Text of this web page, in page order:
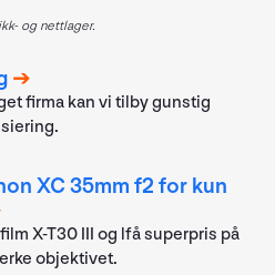
og nettlager.
firma kan vi tilby gunstig
XC 35mm f2 for kun
X-T30 III og lfå superpris på
objektivet.